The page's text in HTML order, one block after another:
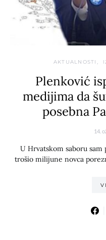
AKTUALNOSTI
Plenković
medijima da
posebna
14.
U Hrvatskom saboru
trošio milijune novca